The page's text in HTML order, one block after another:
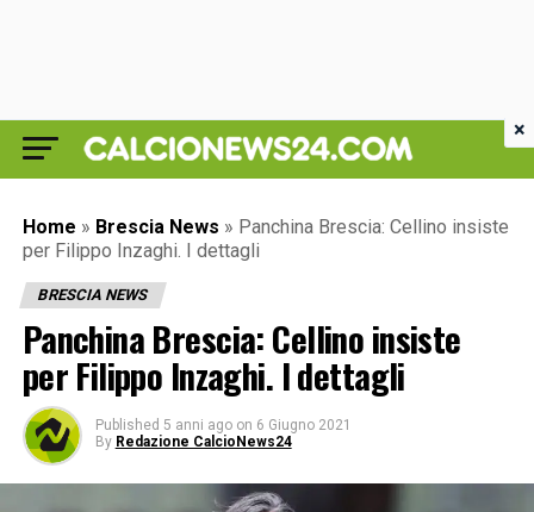
Home » Brescia News » Panchina Brescia: Cellino insiste
per Filippo Inzaghi. I dettagli
BRESCIA NEWS
Panchina Brescia: Cellino insiste
per Filippo Inzaghi. I dettagli
Published 5 anni ago on 6 Giugno 2021
By Redazione CalcioNews24
×